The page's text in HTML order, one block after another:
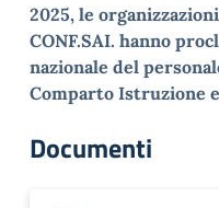
2025, le
CONF.SAI. hanno
nazionale del
Comparto Istruzione
Documenti